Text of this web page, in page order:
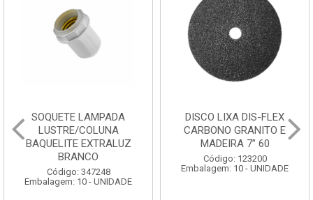
SOQUETE LAMPADA
LUSTRE/COLUNA
BAQUELITE EXTRALUZ
BRANCO
Código: 347248
Embalagem: 10 - UNIDADE
DISCO LIXA DIS-FLEX
CARBONO GRANITO E
MADEIRA 7” 60
Código: 123200
Embalagem: 10 - UNIDADE